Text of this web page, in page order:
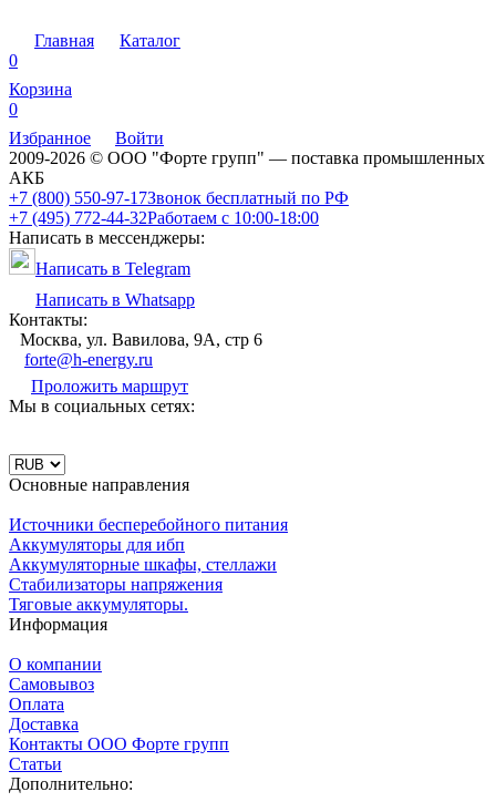
Главная
Каталог
0
Корзина
0
Избранное
Войти
2009-2026 © ООО "Форте групп" — поставка промышленных
АКБ
+7 (800) 550-97-17Звонок бесплатный по РФ
+7 (495) 772-44-32Работаем с 10:00-18:00
Написать в мессенджеры:
Написать в Telegram
Написать в Whatsapp
Контакты:
Москва, ул. Вавилова, 9А, стр 6
forte@h-energy.ru
Проложить маршрут
Мы в социальных сетях:
Основные направления
Источники бесперебойного питания
Аккумуляторы для ибп
Аккумуляторные шкафы, стеллажи
Стабилизаторы напряжения
Тяговые аккумуляторы.
Информация
О компании
Самовывоз
Оплата
Доставка
Контакты ООО Форте групп
Статьи
Дополнительно: